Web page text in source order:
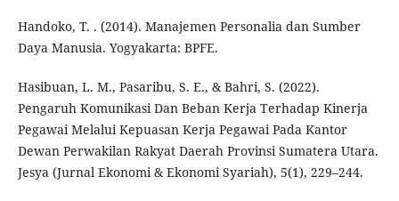
Handoko, T. . (2014). Manajemen Personalia dan Sumber
Daya Manusia. Yogyakarta: BPFE.
Hasibuan, L. M., Pasaribu, S. E., & Bahri, S. (2022).
Pengaruh Komunikasi Dan Beban Kerja Terhadap Kinerja
Pegawai Melalui Kepuasan Kerja Pegawai Pada Kantor
Dewan Perwakilan Rakyat Daerah Provinsi Sumatera Utara.
Jesya (Jurnal Ekonomi & Ekonomi Syariah), 5(1), 229–244.